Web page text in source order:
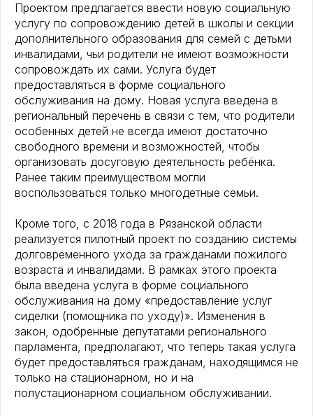
Проектом предлагается ввести новую социальную
услугу по сопровождению детей в школы и секции
дополнительного образования для семей с детьми
инвалидами, чьи родители не имеют возможности
сопровождать их сами. Услуга будет
предоставляться в форме социального
обслуживания на дому. Новая услуга введена в
региональный перечень в связи с тем, что родители
особенных детей не всегда имеют достаточно
свободного времени и возможностей, чтобы
организовать досуговую деятельность ребёнка.
Ранее таким преимуществом могли
воспользоваться только многодетные семьи.
Кроме того, с 2018 года в Рязанской области
реализуется пилотный проект по созданию системы
долговременного ухода за гражданами пожилого
возраста и инвалидами. В рамках этого проекта
была введена услуга в форме социального
обслуживания на дому «предоставление услуг
сиделки (помощника по уходу)». Изменения в
закон, одобренные депутатами регионального
парламента, предполагают, что теперь такая услуга
будет предоставляться гражданам, находящимся не
только на стационарном, но и на
полустационарном социальном обслуживании.